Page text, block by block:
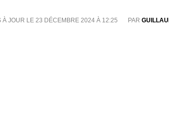
À JOUR LE 23 DÉCEMBRE 2024 À 12:25 PAR